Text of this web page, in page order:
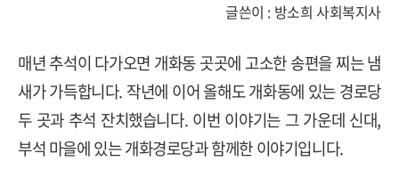
글쓴이 : 방소희 사회복지사
매년 추석이 다가오면 개화동 곳곳에 고소한 송편을 찌는 냄
새가 가득합니다. 작년에 이어 올해도 개화동에 있는 경로당
두 곳과 추석 잔치했습니다. 이번 이야기는 그 가운데 신대,
부석 마을에 있는 개화경로당과 함께한 이야기입니다.